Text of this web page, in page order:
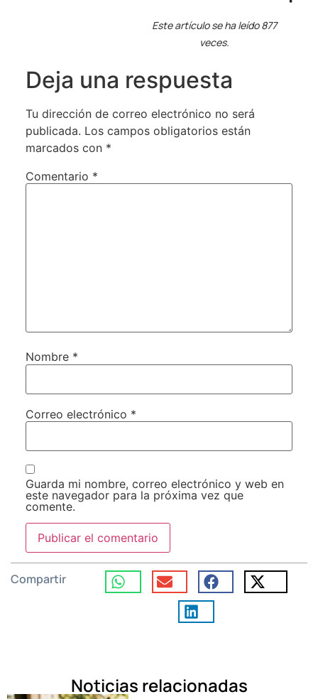
Este artículo se ha leído 877
veces.
Deja una respuesta
Tu dirección de correo electrónico no será
publicada. Los campos obligatorios están
marcados con *
Comentario *
Nombre *
Correo electrónico *
Guarda mi nombre, correo electrónico y web en
este navegador para la próxima vez que
comente.
Compartir
Noticias relacionadas